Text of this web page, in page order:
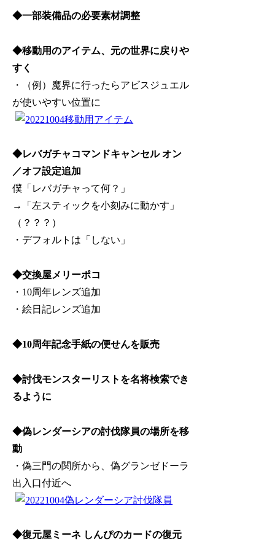
◆一部装備品の必要素材調整
◆移動用のアイテム、元の世界に戻りや
すく
・（例）魔界に行ったらアビスジュエル
が使いやすい位置に
◆レバガチャコマンドキャンセル オン
／オフ設定追加
僕「レバガチャって何？」
→「左スティックを小刻みに動かす」
（？？？）
・デフォルトは「しない」
◆交換屋メリーポコ
・10周年レンズ追加
・絵日記レンズ追加
◆10周年記念手紙の便せんを販売
◆討伐モンスターリストを名将検索でき
るように
◆偽レンダーシアの討伐隊員の場所を移
動
・偽三門の関所から、偽グランゼドーラ
出入口付近へ
◆復元屋ミーネ しんぴのカードの復元